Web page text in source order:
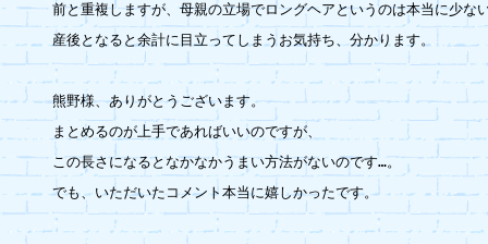
前と重複しますが、母親の立場でロングヘアというのは本当に少な
産後となると余計に目立ってしまうお気持ち、分かります。
熊野様、ありがとうございます。
まとめるのが上手であればいいのですが、
この長さになるとなかなかうまい方法がないのです…。
でも、いただいたコメント本当に嬉しかったです。